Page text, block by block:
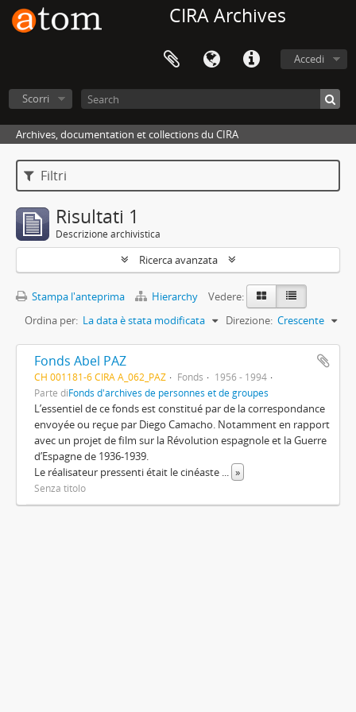
CIRA Archives
Accedi
Scorri
Archives, documentation et collections du CIRA
Filtri
Risultati 1
Descrizione archivistica
Ricerca avanzata
Stampa l'anteprima Hierarchy
Vedere:
Ordina per: La data è stata modificata Direzione: Crescente
Fonds Abel PAZ
CH 001181-6 CIRA A_062_PAZ Fonds
1956 - 1994
Parte diFonds d'archives de personnes et de groupes
L’essentiel de ce fonds est constitué par de la correspondance
envoyée ou reçue par Diego Camacho. Notamment en rapport
avec un projet de film sur la Révolution espagnole et la Guerre
d’Espagne de 1936-1939.
Le réalisateur pressenti était le cinéaste ... »
Senza titolo